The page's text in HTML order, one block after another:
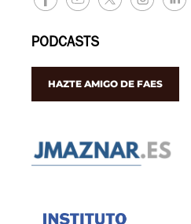
PODCASTS
HAZTE AMIGO DE FAES